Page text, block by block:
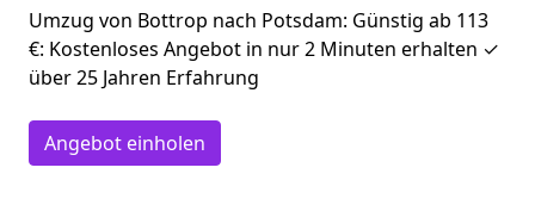
Umzug von Bottrop nach Potsdam: Günstig ab 113
€: Kostenloses Angebot in nur 2 Minuten erhalten ✓
über 25 Jahren Erfahrung
Angebot einholen